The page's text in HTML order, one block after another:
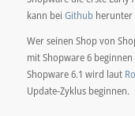
kann bei Githubherunter
Wer seinen Shop von
mit Shopware 6
Shopware 6.1 wird laut
Update-Zyklus beginnen.